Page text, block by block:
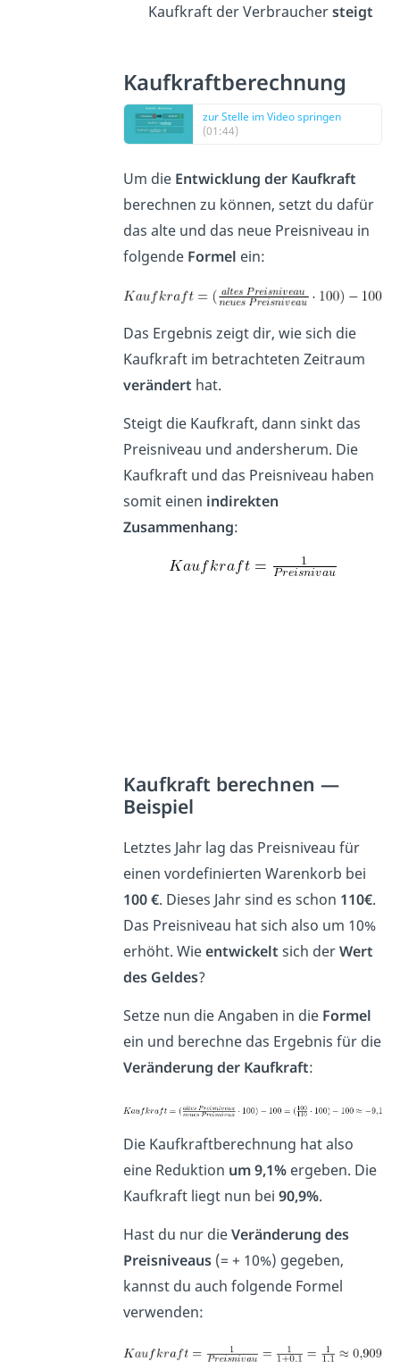
Kaufkraft der Verbrauchersteigt
Kaufkraftberechnung
zur Stelle im Video springen
(01:44)
Um die Entwicklung der Kaufkraft
berechnen zu können, setzt du dafür
das alte und das neue Preisniveau in
folgende Formel ein:
Das Ergebnis zeigt dir, wie sich die
Kaufkraft im betrachteten Zeitraum
verändert hat.
Steigt die Kaufkraft, dann sinkt das
Preisniveau und andersherum. Die
Kaufkraft und das Preisniveau haben
somit einen indirekten
Zusammenhang:
Kaufkraft berechnen —
Beispiel
Letztes Jahr lag das Preisniveau für
einen vordefinierten Warenkorb bei
100 €. Dieses Jahr sind es schon 110€.
Das Preisniveau hat sich also um 10%
erhöht. Wieentwickelt sich derWert
des Geldes?
Setze nun die Angaben in die Formel
ein und berechne das Ergebnis für die
Veränderung der Kaufkraft:
Die Kaufkraftberechnung hat also
eine Reduktion um 9,1%ergeben. Die
Kaufkraft liegt nun bei 90,9%.
Hast du nur dieVeränderung des
Preisniveaus(= + 10%) gegeben,
kannst du auch folgende Formel
verwenden: